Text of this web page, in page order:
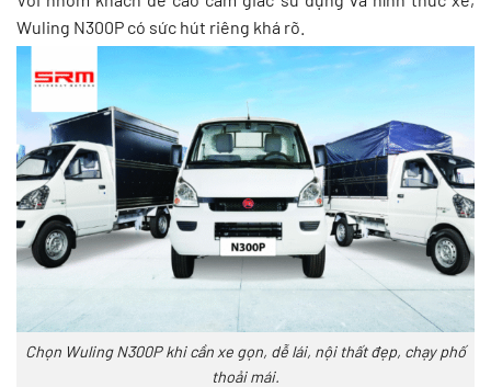
Wuling N300P có sức hút riêng khá rõ.
Chọn Wuling N300P khi cần xe gọn, dễ lái, nội thất đẹp, chạy phố
thoải mái.